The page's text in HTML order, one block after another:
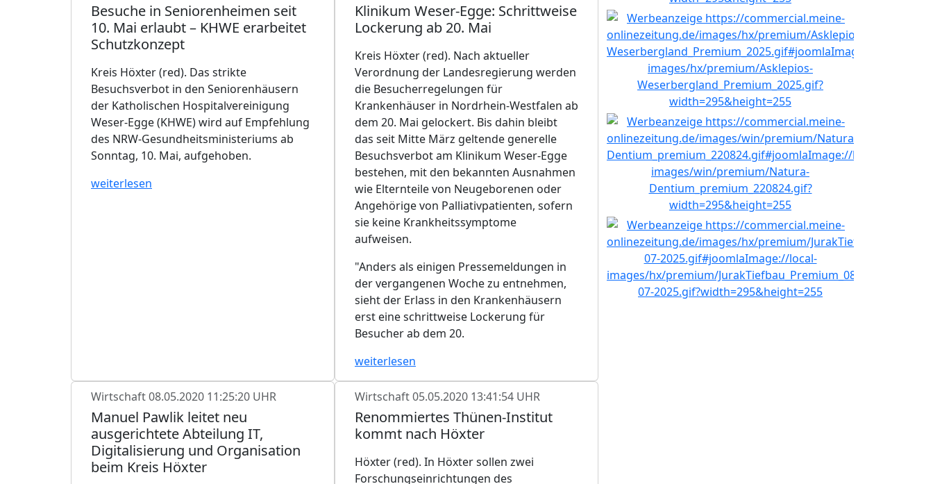
Besuche in Seniorenheimen seit
10. Mai erlaubt – KHWE erarbeitet
Schutzkonzept
Kreis Höxter (red). Das strikte
Besuchsverbot in den Seniorenhäusern
der Katholischen Hospitalvereinigung
Weser-Egge (KHWE) wird auf Empfehlung
des NRW-Gesundheitsministeriums ab
Sonntag, 10. Mai, aufgehoben.
weiterlesen
Klinikum Weser-Egge: Schrittweise
Lockerung ab 20. Mai
Kreis Höxter (red). Nach aktueller
Verordnung der Landesregierung werden
die Besucherregelungen für
Krankenhäuser in Nordrhein-Westfalen ab
dem 20. Mai gelockert. Bis dahin bleibt
das seit Mitte März geltende generelle
Besuchsverbot am Klinikum Weser-Egge
bestehen, mit den bekannten Ausnahmen
wie Elternteile von Neugeborenen oder
Angehörige von Palliativpatienten, sofern
sie keine Krankheitssymptome
aufweisen.
"Anders als einigen Pressemeldungen in
der vergangenen Woche zu entnehmen,
sieht der Erlass in den Krankenhäusern
erst eine schrittweise Lockerung für
Besucher ab dem 20.
weiterlesen
Wirtschaft08.05.2020 11:25:20 UHR
Manuel Pawlik leitet neu
ausgerichtete Abteilung IT,
Digitalisierung und Organisation
beim Kreis Höxter
Wirtschaft05.05.2020 13:41:54 UHR
Renommiertes Thünen-Institut
kommt nach Höxter
Höxter (red). In Höxter sollen zwei
Forschungseinrichtungen des